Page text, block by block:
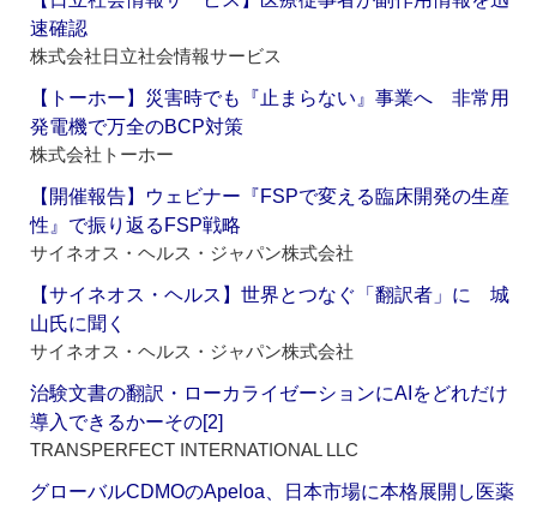
速確認
株式会社日立社会情報サービス
【トーホー】災害時でも『止まらない』事業へ 非常用
発電機で万全のBCP対策
株式会社トーホー
【開催報告】ウェビナー『FSPで変える臨床開発の生産
性』で振り返るFSP戦略
サイネオス・ヘルス・ジャパン株式会社
【サイネオス・ヘルス】世界とつなぐ「翻訳者」に 城
山氏に聞く
サイネオス・ヘルス・ジャパン株式会社
治験文書の翻訳・ローカライゼーションにAIをどれだけ
導入できるかーその[2]
TRANSPERFECT INTERNATIONAL LLC
グローバルCDMOのApeloa、日本市場に本格展開し医薬